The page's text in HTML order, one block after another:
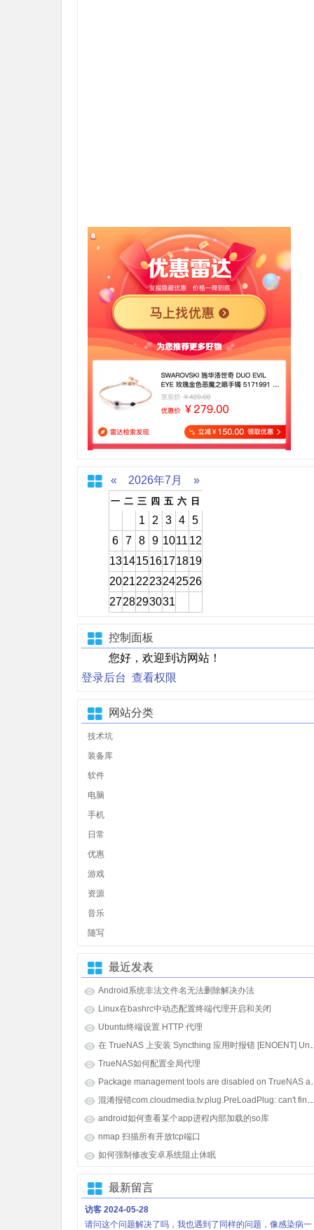
« 2026年7月 »
一 二 三 四 五 六 日
1 2 3 4
5
6
7 8 9 1011 12
13141516171819
20212223242526
2728293031
控制面板
您好，欢迎到访网站！
登录后台 查看权限
网站分类
技术坑
装备库
软件
电脑
手机
日常
优惠
游戏
资源
音乐
随写
最近发表
Android系统非法文件名无法删除解决办法
Linux在bashrc中动态配置终端代理开启和关闭
Ubuntu终端设置 HTTP 代理
TrueNAS如何配置全局代理
android如何查看某个app进程内部加载的so库
nmap 扫描所有开放tcp端口
如何强制修改安卓系统阻止休眠
最新留言
访客2024-05-28
请问这个问题解决了吗，我也遇到了同样的问题，像感染病一